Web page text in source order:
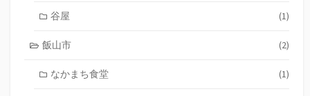
谷屋 (1)
飯山市 (2)
なかまち食堂 (1)